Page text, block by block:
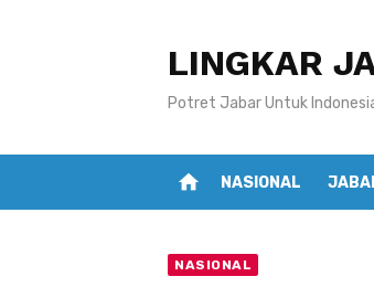
LINGKAR
Potret Jabar Untuk
home NASIONAL
NASIONAL